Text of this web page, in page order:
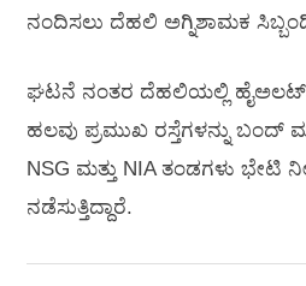
ನಂದಿಸಲು ದೆಹಲಿ ಅಗ್ನಿಶಾಮಕ
ಘಟನೆ ನಂತರ ದೆಹಲಿಯಲ್ಲಿ
ಹಲವು ಪ್ರಮುಖ ರಸ್ತೆಗಳನ್ನು ಬಂದ್
NSG ಮತ್ತು NIA ತಂಡಗಳು ಭೇಟಿ
ನಡೆಸುತ್ತಿದ್ದಾರೆ.